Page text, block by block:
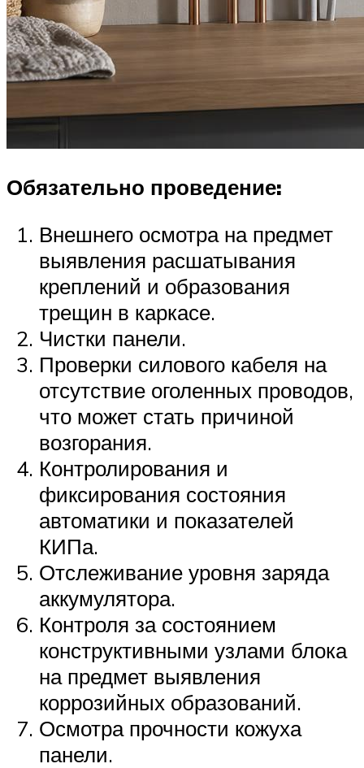
Обязательно проведение:
Внешнего осмотра на предмет
выявления расшатывания
креплений и образования
трещин в каркасе.
Чистки панели.
Проверки силового кабеля на
отсутствие оголенных проводов,
что может стать причиной
возгорания.
Контролирования и
фиксирования состояния
автоматики и показателей
КИПа.
Отслеживание уровня заряда
аккумулятора.
Контроля за состоянием
конструктивными узлами блока
на предмет выявления
коррозийных образований.
Осмотра прочности кожуха
панели.